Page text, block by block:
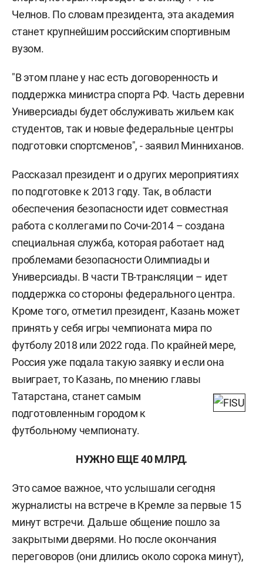
Челнов. По словам президента, эта академия
станет крупнейшим российским спортивным
вузом.
"В этом плане у нас есть договоренность и
поддержка министра спорта РФ. Часть деревни
Универсиады будет обслуживать жильем как
студентов, так и новые федеральные центры
подготовки спортсменов", - заявил Минниханов.
Рассказал президент и о других мероприятиях
по подготовке к 2013 году. Так, в области
обеспечения безопасности идет совместная
работа с коллегами по Сочи-2014 – создана
специальная служба, которая работает над
проблемами безопасности Олимпиады и
Универсиады. В части ТВ-трансляции – идет
поддержка со стороны федерального центра.
Кроме того, отметил президент, Казань может
принять у себя игры чемпионата мира по
футболу 2018 или 2022 года. По крайней мере,
Россия уже подала такую заявку и если она
выиграет, то Казань, по мнению главы
Татарстана, станет самым
подготовленным городом к
футбольному чемпионату.
НУЖНО ЕЩЕ 40 МЛРД.
Это самое важное, что услышали сегодня
журналисты на встрече в Кремле за первые 15
минут встречи. Дальше общение пошло за
закрытыми дверями. Но после окончания
переговоров (они длились около сорока минут),